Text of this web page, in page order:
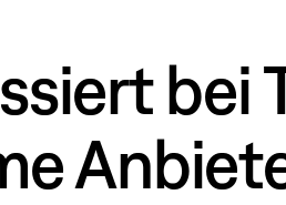
bei